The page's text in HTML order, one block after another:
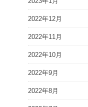
2022年12月
2022年11月
2022年10月
2022年9月
2022年8月